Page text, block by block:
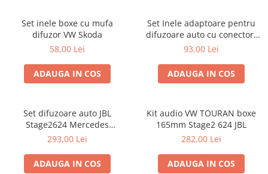
Set inele boxe cu mufa
difuzor VW Skoda
58,00 Lei
ADAUGA IN COS
Set Inele adaptoare pentru
difuzoare auto cu conectori
VW Passat B6 fata
93,00 Lei
ADAUGA IN COS
Set difuzoare auto JBL
Stage2624 Mercedes
Vito/Viano, VW Crafter
293,00 Lei
ADAUGA IN COS
Kit audio VW TOURAN boxe
165mm Stage2 624 JBL
282,00 Lei
ADAUGA IN COS